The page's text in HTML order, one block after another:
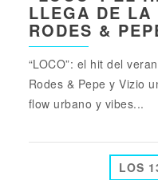
LLEGA DE LA
RODES &
“LOCO”: el hit del
Rodes & Pepe y Vizio
flow urbano y vibes...
LOS